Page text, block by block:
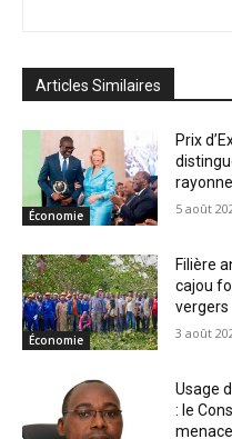
Articles Similaires
Économie
Prix
5 août
Économie
Filière
cajou
vergers
3 août
Usage
: le